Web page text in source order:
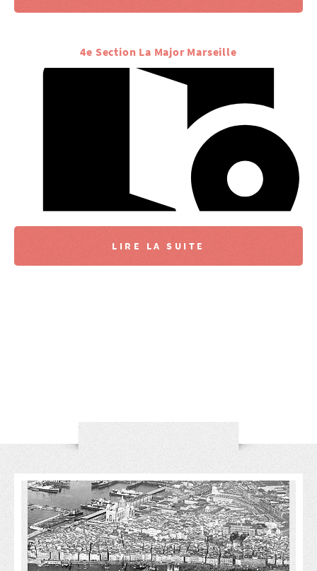
4e Section La Major Marseille
LIRE LA SUITE